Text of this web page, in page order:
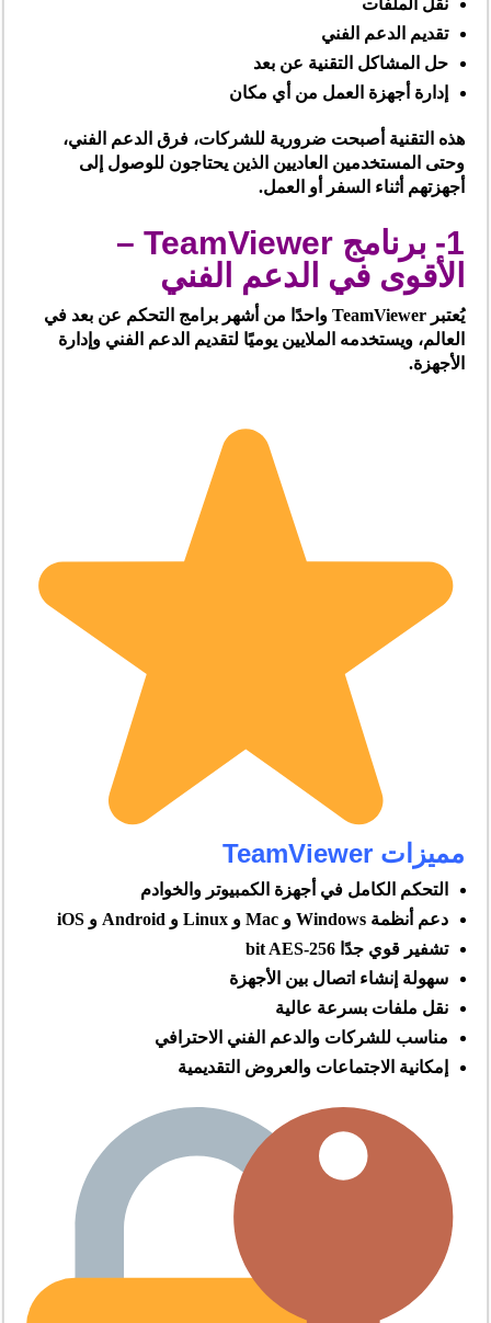
تقديم الدعم الفني
حل المشاكل التقنية عن بعد
إدارة أجهزة العمل من أي مكان
هذه التقنية أصبحت ضرورية للشركات، فرق الدعم الفني،
وحتى المستخدمين العاديين الذين يحتاجون للوصول إلى
أجهزتهم أثناء السفر أو العمل.
1- برنامج TeamViewer –
الأقوى في الدعم الفني
يُعتبر TeamViewer واحدًا من أشهر برامج التحكم عن بعد في
العالم، ويستخدمه الملايين يوميًا لتقديم الدعم الفني وإدارة
الأجهزة.
مميزات TeamViewer
التحكم الكامل في أجهزة الكمبيوتر والخوادم
دعم أنظمة Windows و Mac و Linux و Android و iOS
تشفير قوي جدًا 256-bit AES
سهولة إنشاء اتصال بين الأجهزة
نقل ملفات بسرعة عالية
مناسب للشركات والدعم الفني الاحترافي
إمكانية الاجتماعات والعروض التقديمية